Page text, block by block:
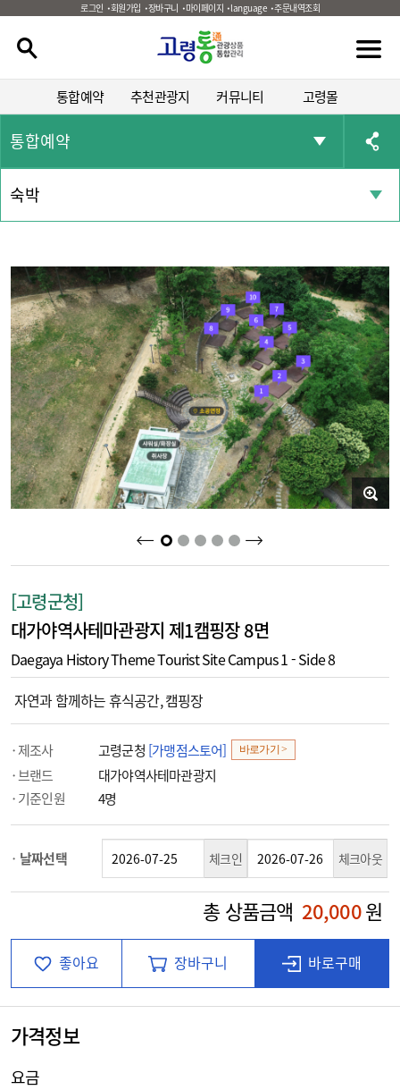
로그인 회원가입 장바구니 마이페이지 language 주문내역조회
통합예약 추천관광지 커뮤니티 고령몰
통합예약
숙박
2 3 4 5
[고령군청]
대가야역사테마관광지 제1캠핑장 8면
Daegaya History Theme Tourist Site Campus 1 - Side 8
자연과 함께하는 휴식공간, 캠핑장
제조사 고령군청 [가맹점스토어] 바로가기 >
브랜드
대가야역사테마관광지
기준인원
4명
날짜선택 체크인 체크아웃
총 상품금액 20,000원
좋아요 장바구니 바로구매
가격정보
요금